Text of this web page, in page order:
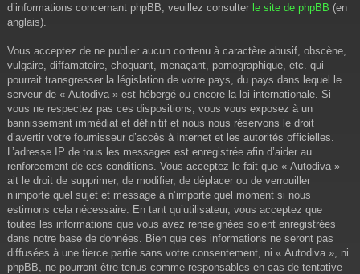
d’informations concernant phpBB, veuillez consulter le site de phpBB (en
anglais).
Vous acceptez de ne publier aucun contenu à caractère abusif, obscène,
vulgaire, diffamatoire, choquant, menaçant, pornographique, etc. qui
pourrait transgresser la législation de votre pays, du pays dans lequel le
serveur de « Autodiva » est hébergé ou encore la loi internationale. Si
vous ne respectez pas ces dispositions, vous vous exposez à un
bannissement immédiat et définitif et nous nous réservons le droit
d’avertir votre fournisseur d’accès à internet et les autorités officielles.
L’adresse IP de tous les messages est enregistrée afin d’aider au
renforcement de ces conditions. Vous acceptez le fait que « Autodiva »
ait le droit de supprimer, de modifier, de déplacer ou de verrouiller
n’importe quel sujet et message à n’importe quel moment si nous
estimons cela nécessaire. En tant qu’utilisateur, vous acceptez que
toutes les informations que vous avez renseignées soient enregistrées
dans notre base de données. Bien que ces informations ne seront pas
diffusées à une tierce partie sans votre consentement, ni « Autodiva », ni
phpBB, ne pourront être tenus comme responsables en cas de tentative